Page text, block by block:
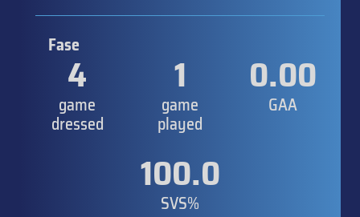
Fase
4
game
dressed
1
game
played
0.00
GAA
100.0
SVS%